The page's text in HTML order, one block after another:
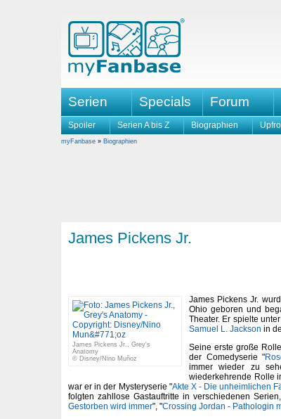
Serien Specials Forum
Spoiler Serien A bis Z Biographien
myFanbase » Biographien
James Pickens Jr.
James Pickens Jr., Grey's
Anatomy
© Disney/Nino Muñoz
James Pickens Jr.
Ohio geboren und
Theater. Er spielte
Samuel L. Jackson in
Seine erste große
der Comedyserie "
immer wieder zu
wiederkehrende Rolle
war er in der Mysteryserie "Akte X - Die unheimlichen
folgten zahllose Gastauftritte in verschiedenen
Gestorben wird immer", "Crossing Jordan - Pathologin